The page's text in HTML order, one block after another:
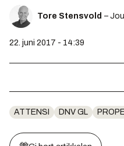
Tore Stensvold –
22. juni 2017 - 14:39
ATTENSI DNV GL